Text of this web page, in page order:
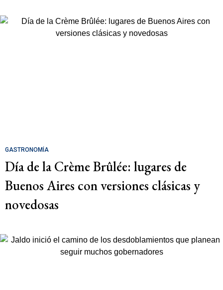
GASTRONOMÍA
Día de la Crème Brûlée: lugares de
Buenos Aires con versiones clásicas y
novedosas